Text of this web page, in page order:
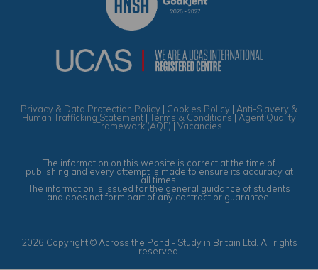
Privacy & Data Protection Policy | Cookies Policy | Anti-Slavery &
Human Trafficking Statement | Terms & Conditions| Agent Quality
Framework (AQF) | Vacancies
The information on this website is correct at the time of
publishing and every attempt is made to ensure its accuracy at
all times.
The information is issued for the general guidance of students
and does not form part of any contract or guarantee.
2026 Copyright © Across the Pond - Study in Britain Ltd. All rights
reserved.